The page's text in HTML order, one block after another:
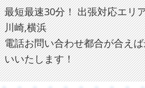
最短最速30分！ 出張対応エリ
川崎,横浜
電話お問い合わせ都合が合え
いいたします！